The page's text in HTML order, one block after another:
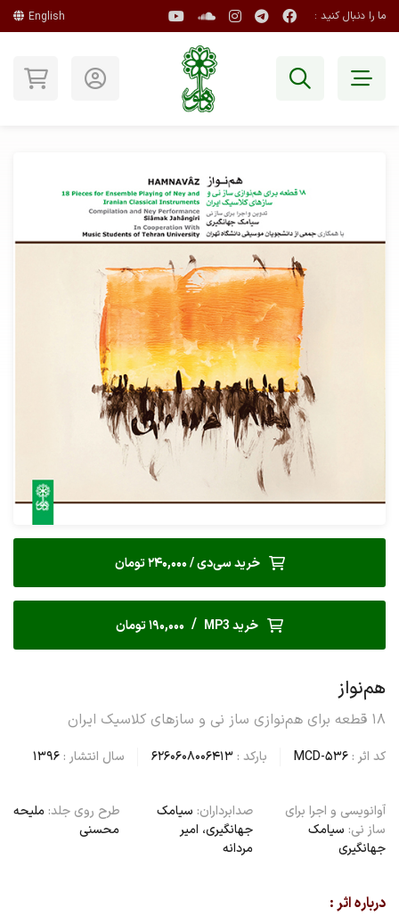
ما را دنبال کنید : English
خرید سی‌دی / 240,000 تومان
خرید MP3 / 190,000 تومان
هم‌نواز
۱۸ قطعه برای هم‌نوازی ساز نی و سازهای کلاسیک ایران
کد اثر : MCD-536 بارکد : 6260608006413 سال انتشار : 1396
آوانویسی و اجرا برای
ساز نی: سیامک
جهانگیری
صدابرداران: سیامک
جهانگیری، امیر
مردانه
طرح روی جلد: ملیحه
محسنی
درباره اثر :